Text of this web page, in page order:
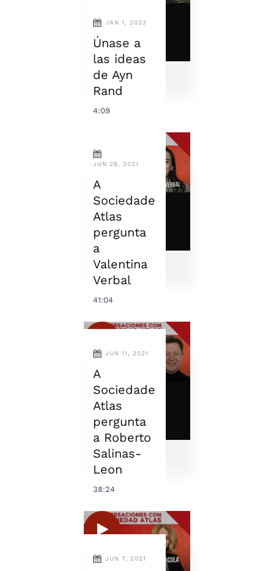
JAN 1, 2023
Únase a
las ideas
de Ayn
Rand
4:09
JUN 28, 2021
A
Sociedade
Atlas
pergunta
a
Valentina
Verbal
41:04
JUN 11, 2021
A
Sociedade
Atlas
pergunta
a Roberto
Salinas-
Leon
38:24
JUN 7, 2021